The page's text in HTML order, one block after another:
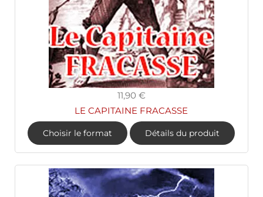
11,90 €
LE CAPITAINE FRACASSE
Choisir le format Détails du produit